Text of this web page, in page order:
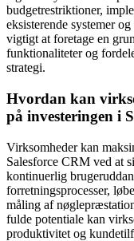
budgetrestriktioner,
eksisterende systemer
vigtigt at foretage en
funktionaliteter og
strategi.
Hvordan kan
på investeringen i
Virksomheder kan
Salesforce CRM ved at
kontinuerlig
forretningsprocesser,
måling af
fulde potentiale kan
produktivitet og